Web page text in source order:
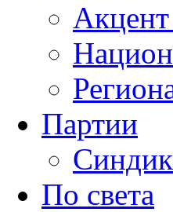
Партии
По света